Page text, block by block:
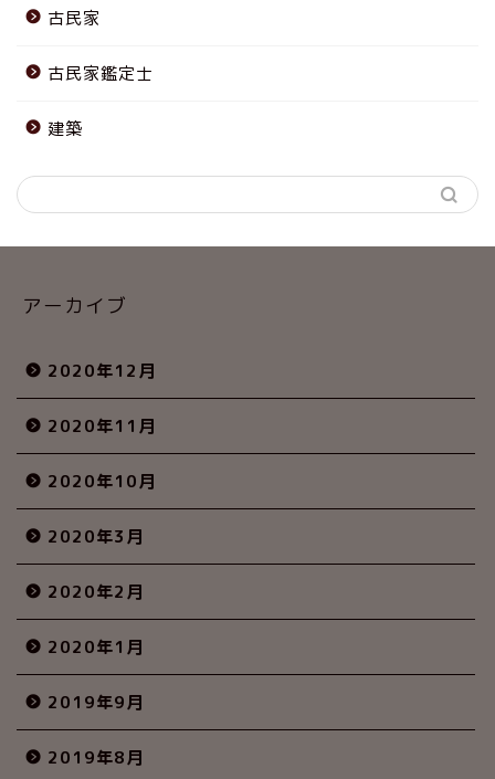
古民家
古民家鑑定士
建築
アーカイブ
2020年12月
2020年11月
2020年10月
2020年3月
2020年2月
2020年1月
2019年9月
2019年8月